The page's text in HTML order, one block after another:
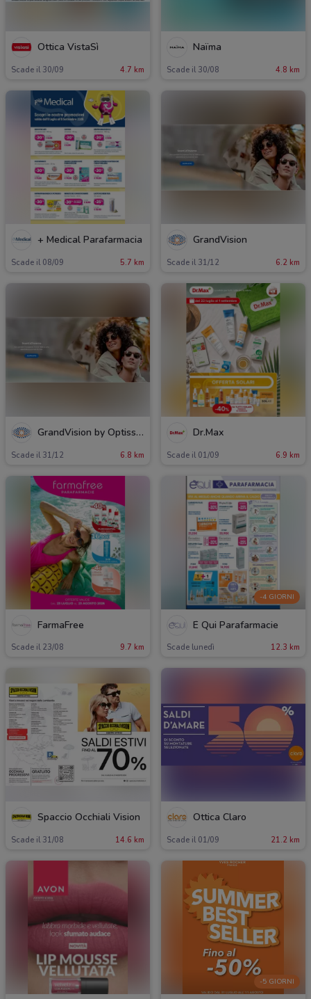
Ottica VistaSì
Scade il 30/09 4.7 km
Naïma
Scade il 30/08 4.8 km
+ Medical Parafarmacia
Scade il 08/09 5.7 km
GrandVision
Scade il 31/12 6.2 km
GrandVision by Optissimo
Scade il 31/12 6.8 km
Dr.Max
Scade il 01/09 6.9 km
FarmaFree
Scade il 23/08 9.7 km
-4 GIORNI
É Qui Parafarmacie
Scade lunedì 12.3 km
Spaccio Occhiali Vision
Scade il 31/08 14.6 km
Ottica Claro
Scade il 01/09 21.2 km
-5 GIORNI